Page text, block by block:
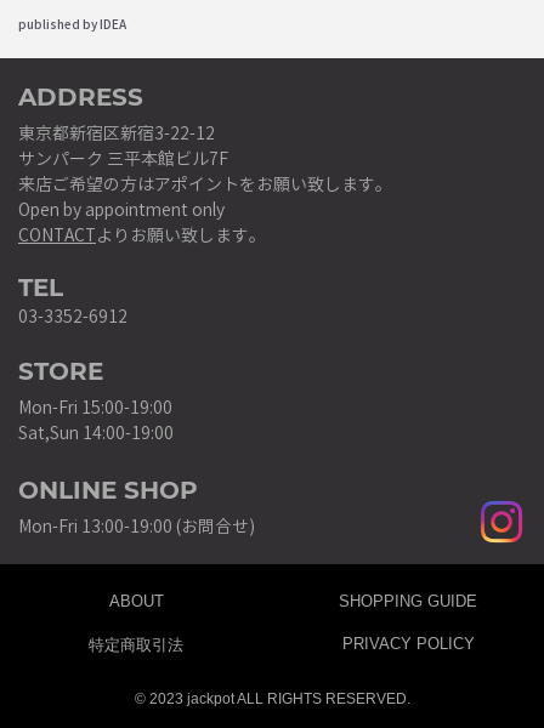
published by IDEA
ADDRESS
東京都新宿区新宿3-22-12
サンパーク 三平本館ビル7F
来店ご希望の方はアポイントをお願い致します。
Open by appointment only
CONTACTよりお願い致します。
TEL
03-3352-6912
STORE
Mon-Fri 15:00-19:00
Sat,Sun 14:00-19:00
ONLINE SHOP
Mon-Fri 13:00-19:00 (お問合せ)
ABOUT SHOPPING GUIDE
特定商取引法 PRIVACY POLICY
© 2023 jackpot ALL RIGHTS RESERVED.